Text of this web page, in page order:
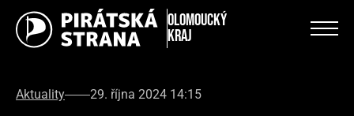
Olomoucký
kraj
Aktuality 29. října 2024 14:15